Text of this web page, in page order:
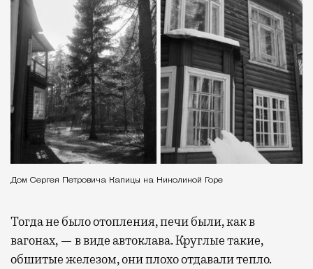
Дом Сергея Петровича Капицы на Николиной Горе
Тогда не было отопления, печи были, как в
вагонах, — в виде автоклава. Круглые такие,
обшитые железом, они плохо отдавали тепло.